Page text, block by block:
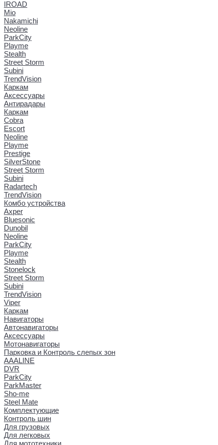
IROAD
Mio
Nakamichi
Neoline
ParkCity
Playme
Stealth
Street Storm
Subini
TrendVision
Каркам
Аксессуары
Антирадары
Каркам
Cobra
Escort
Neoline
Playme
Prestige
SilverStone
Street Storm
Subini
Radartech
TrendVision
Комбо устройства
Axper
Bluesonic
Dunobil
Neoline
ParkCity
Playme
Stealth
Stonelock
Street Storm
Subini
TrendVision
Viper
Каркам
Навигаторы
Автонавигаторы
Аксессуары
Мотонавигаторы
Парковка и Контроль слепых зон
AAALINE
DVR
ParkCity
ParkMaster
Sho-me
Steel Mate
Комплектующие
Контроль шин
Для грузовых
Для легковых
Для мототехники